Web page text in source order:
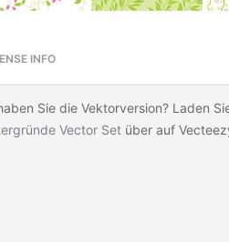
INFO
Sie die Vektorversion? Laden
Vector Set über auf